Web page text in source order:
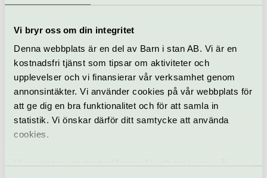
Vi bryr oss om din integritet
Denna webbplats är en del av Barn i stan AB. Vi är en
kostnadsfri tjänst som tipsar om aktiviteter och
upplevelser och vi finansierar vår verksamhet genom
annonsintäkter. Vi använder cookies på vår webbplats för
att ge dig en bra funktionalitet och för att samla in
statistik. Vi önskar därför ditt samtycke att använda
cookies.
barn gratis.
Bra att veta
Kafé
Restaurang
Bar
Hitta hit